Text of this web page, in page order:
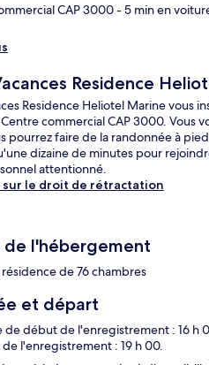
CAP 3000- 5 min en
Residence
Residence Heliotel Marine vous
commercial CAP 3000. Vous
pourrez faire de la randonnée à
dizaine de minutes pour
attentionné.
le droit de rétractation
de l'hébergement
de 76 chambres
et départ
de début de l'enregistrement : 16 h
l'enregistrement : 19 h 00.